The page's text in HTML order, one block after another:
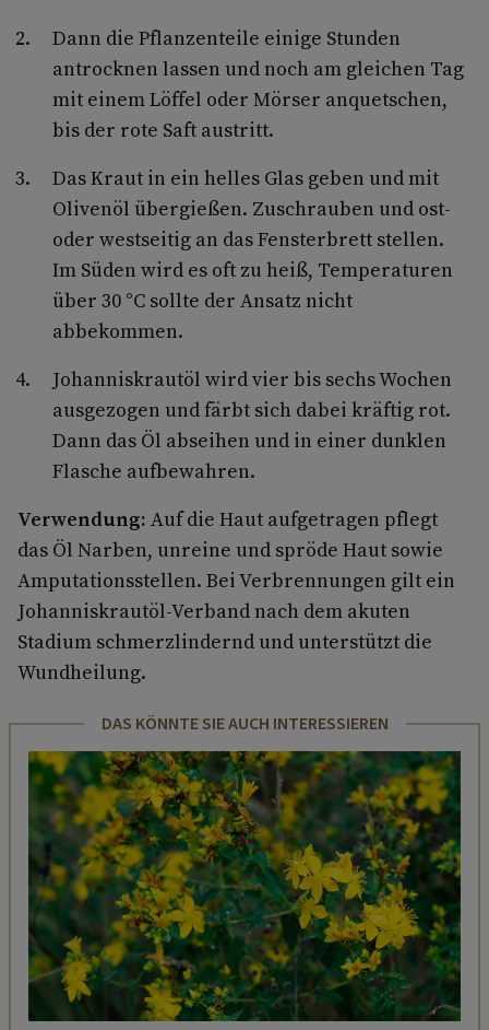
Dann die Pflanzenteile einige Stunden
antrocknen lassen und noch am gleichen Tag
mit einem Löffel oder Mörser anquetschen,
bis der rote Saft austritt.
Das Kraut in ein helles Glas geben und mit
Olivenöl übergießen. Zuschrauben und ost-
oder westseitig an das Fensterbrett stellen.
Im Süden wird es oft zu heiß, Temperaturen
über 30 °C sollte der Ansatz nicht
abbekommen.
Johanniskrautöl wird vier bis sechs Wochen
ausgezogen und färbt sich dabei kräftig rot.
Dann das Öl abseihen und in einer dunklen
Flasche aufbewahren.
Verwendung: Auf die Haut aufgetragen pflegt
das Öl Narben, unreine und spröde Haut sowie
Amputationsstellen. Bei Verbrennungen gilt ein
Johanniskrautöl-Verband nach dem akuten
Stadium schmerzlindernd und unterstützt die
Wundheilung.
DAS KÖNNTE SIE AUCH INTERESSIEREN